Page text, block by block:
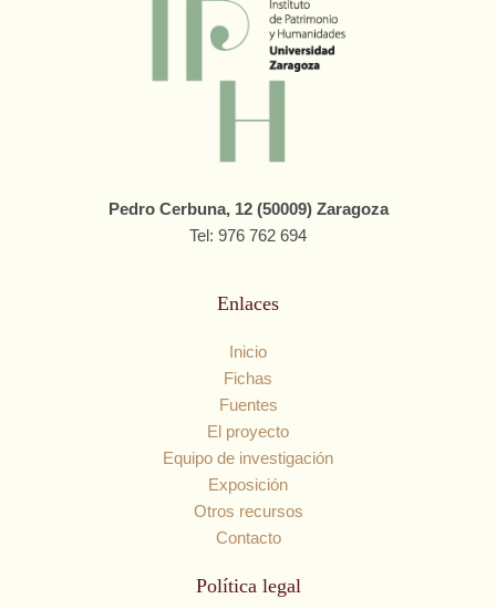
Pedro Cerbuna, 12 (50009) Zaragoza
Tel: 976 762 694
Enlaces
Inicio
Fichas
Fuentes
El proyecto
Equipo de investigación
Exposición
Otros recursos
Contacto
Política legal